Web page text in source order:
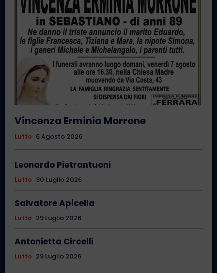
Vincenza Erminia Morrone
Lutto 6 Agosto 2026
Leonardo Pietrantuoni
Lutto 30 Luglio 2026
Salvatore Apicella
Lutto 29 Luglio 2026
Antonietta Circelli
Lutto 29 Luglio 2026